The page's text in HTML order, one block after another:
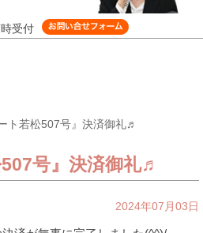
受付
ト若松507号』決済御礼♬
号』決済御礼♬
2024年07月03日